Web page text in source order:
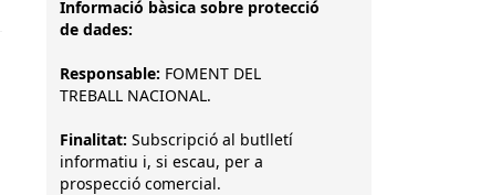
Informació bàsica sobre protecció
de dades:
Responsable: FOMENT DEL
TREBALL NACIONAL.
Finalitat: Subscripció al butlletí
informatiu i, si escau, per a
prospecció comercial.